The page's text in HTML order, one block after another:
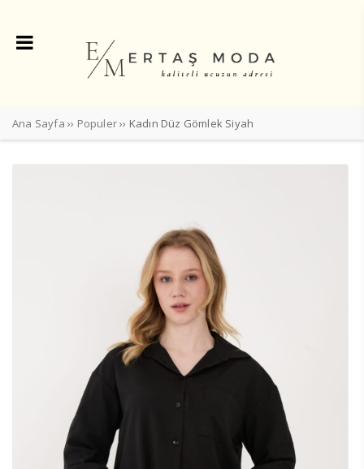
Ana Sayfa ›› Populer›› Kadın Düz Gömlek Siyah